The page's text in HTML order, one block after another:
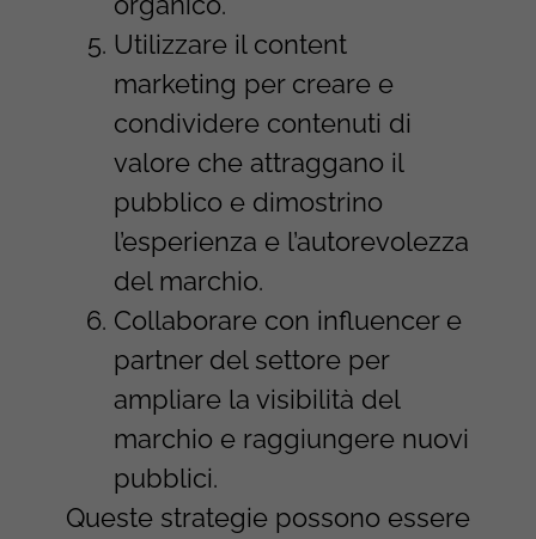
Utilizzare il content
marketing per creare e
condividere contenuti di
valore che attraggano il
pubblico e dimostrino
l’esperienza e l’autorevolezza
del marchio.
Collaborare con influencer e
partner del settore per
ampliare la visibilità del
marchio e raggiungere nuovi
pubblici.
Queste strategie possono essere